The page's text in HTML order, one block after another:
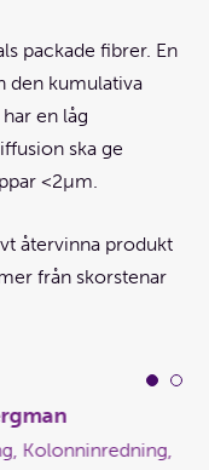
packade fibrer. En
den kumulativa
en låg
ska ge
<2µm.
återvinna produkt
från skorstenar
Kolonninredning,